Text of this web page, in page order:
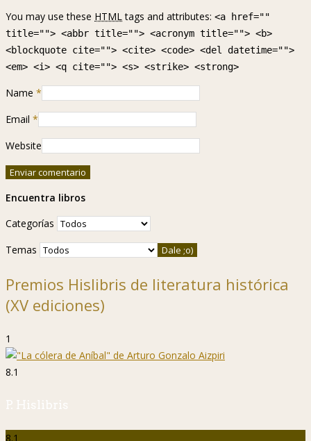
You may use these HTMLtags and attributes: <a href=""
title=""> <abbr title=""> <acronym title=""> <b>
<blockquote cite=""> <cite> <code> <del datetime="">
<em> <i> <q cite=""> <s> <strike> <strong>
Name *
Email *
Website
Encuentra libros
Categorías
Temas
Premios Hislibris de literatura histórica
(XV ediciones)
1
8.1
P. Hislibris
8.1